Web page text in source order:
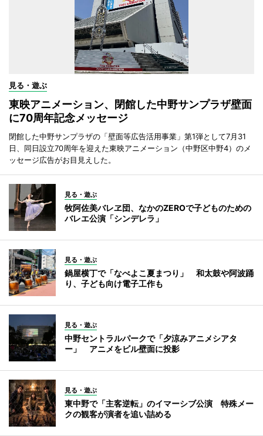
見る・遊ぶ
東映アニメーション、閉館した中野サンプラザ壁面
に70周年記念メッセージ
閉館した中野サンプラザの「壁面等広告活用事業」第1弾として7月31
日、同日設立70周年を迎えた東映アニメーション（中野区中野4）のメ
ッセージ広告がお目見えした。
見る・遊ぶ
牧阿佐美バレヱ団、なかのZEROで子どものための
バレエ公演「シンデレラ」
見る・遊ぶ
鍋屋横丁で「なべよこ夏まつり」 和太鼓や阿波踊
り、子ども向け電子工作も
見る・遊ぶ
中野セントラルパークで「夕涼みアニメシアタ
ー」 アニメをビル壁面に投影
見る・遊ぶ
東中野で「主客逆転」のイマーシブ公演 特殊メー
クの観客が演者を追い詰める